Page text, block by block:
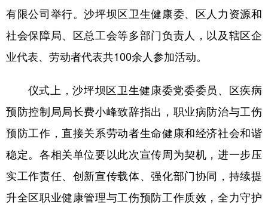
有限公司举行。沙坪坝区卫生健康委、区人力资源和
社会保障局、区总工会等多部门负责人，以及辖区企
业代表、劳动者代表共100余人参加活动。
仪式上，沙坪坝区卫生健康委党委委员、区疾病
预防控制局局长费小峰致辞指出，职业病防治与工伤
预防工作，直接关系劳动者生命健康和经济社会和谐
稳定。各相关单位要以此次宣传周为契机，进一步压
实工作责任、创新宣传载体、强化部门协同，持续提
升全区职业健康管理与工伤预防工作质效，全力守护